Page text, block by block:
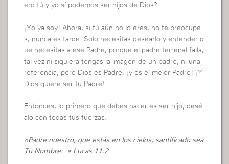
ero tú y yo sí podemos ser hijos de Dios?
¡Yo ya soy! Ahora, si tú aún no lo eres, no te preocupe
s, nunca es tarde. Solo necesitas desearlo y entender q
ue necesitas a ese Padre, porque el padre terrenal falla;
tal vez ni siquiera tengas la imagen de un padre, ni una
referencia, pero Dios es Padre, ¡y es el mejor Padre! ¡Y
Dios quiere ser tu Padre!
Entonces, lo primero que debes hacer es ser hijo, desé
alo con todas tus fuerzas.
«Padre nuestro, que estás en los cielos, santificado sea
Tu Nombre…» Lucas 11:2